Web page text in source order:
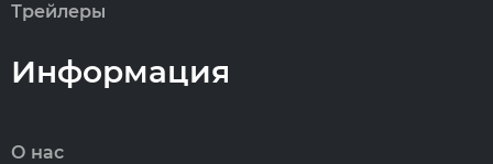
Трейлеры
Информация
О нас